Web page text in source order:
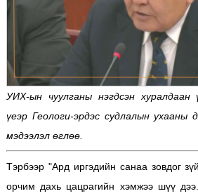
УИХ-ын чуулганы нэгдсэн
үеэр Геологи-эрдэс судлалын
мэдээлэл өглөө.
Тэрбээр "Ард иргэдийн санаа зовдог
орчим дахь цацрагийн хэмжээ шүү